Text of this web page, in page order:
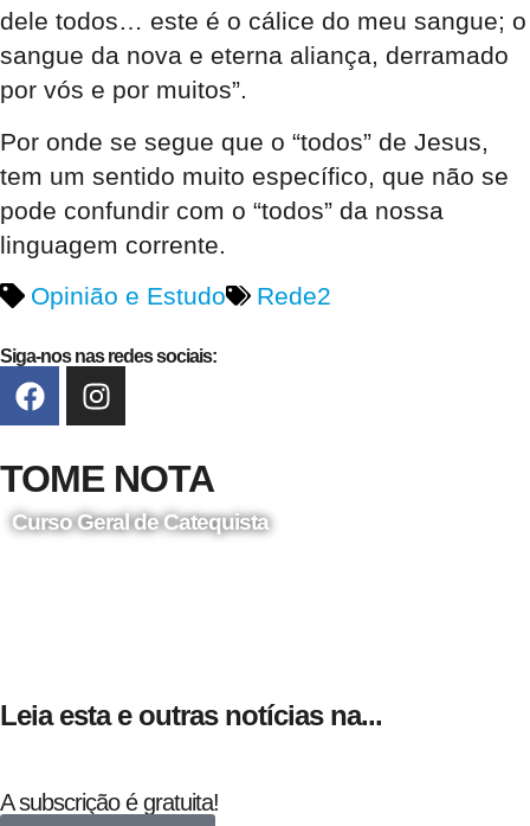
dele todos… este é o cálice do meu sangue; o
sangue da nova e eterna aliança, derramado
por vós e por muitos”.
Por onde se segue que o “todos” de Jesus,
tem um sentido muito específico, que não se
pode confundir com o “todos” da nossa
linguagem corrente.
Opinião e Estudo
Rede2
Siga-nos nas redes sociais:
TOME NOTA
Curso Geral de Catequista
Leia esta e outras notícias na...
A subscrição é gratuita!